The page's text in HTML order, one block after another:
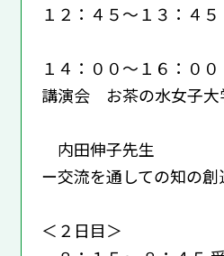
１２：４５～１３：
１４：００～１６：０
講演会 お茶の水
内田伸子先生
ー交流を通しての知の創
＜２日目＞